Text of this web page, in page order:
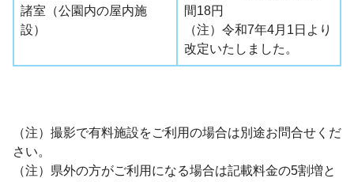
諸室（公園内の屋内施
設）
間18円
（注）令和7年4月1日より
改定いたしました。
（注）撮影で有料施設をご利用の場合は別途お問合せくだ
さい。
（注）県外の方がご利用になる場合は記載料金の5割増と